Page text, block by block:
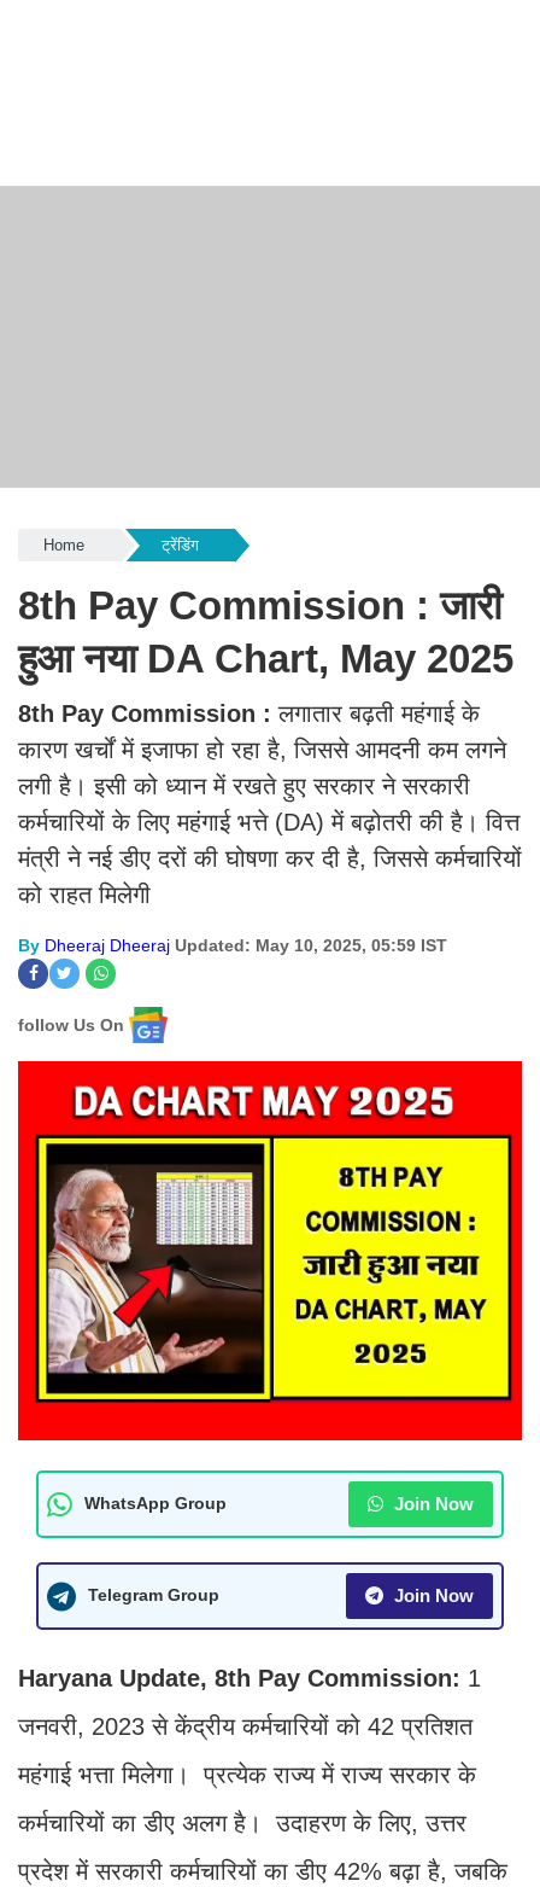
Home ट्रेंडिंग
8th Pay Commission : जारी
हुआ नया DA Chart, May 2025
8th Pay Commission :लगातार बढ़ती महंगाई के
कारण खर्चों में इजाफा हो रहा है, जिससे आमदनी कम लगने
लगी है। इसी को ध्यान में रखते हुए सरकार ने सरकारी
कर्मचारियों के लिए महंगाई भत्ते (DA) में बढ़ोतरी की है। वित्त
मंत्री ने नई डीए दरों की घोषणा कर दी है, जिससे कर्मचारियों
को राहत मिलेगी
By Dheeraj Dheeraj Updated: May 10, 2025, 05:59 IST
follow Us On
WhatsApp Group Join Now
Telegram Group Join Now
Haryana Update, 8th Pay Commission: 1
जनवरी, 2023 से केंद्रीय कर्मचारियों को 42 प्रतिशत
महंगाई भत्ता मिलेगा। प्रत्येक राज्य में राज्य सरकार के
कर्मचारियों का डीए अलग है। उदाहरण के लिए, उत्तर
प्रदेश में सरकारी कर्मचारियों का डीए 42% बढ़ा है, जबकि